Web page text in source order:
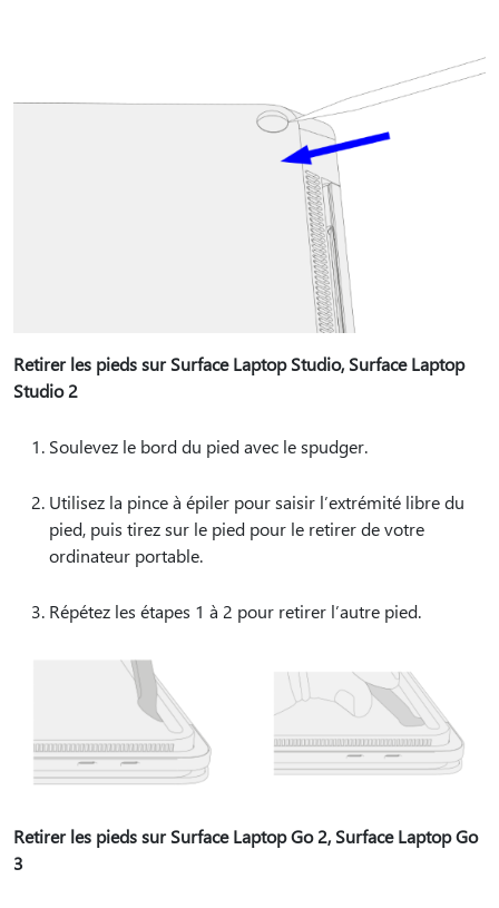
Retirer les pieds sur Surface Laptop Studio, Surface Laptop
Studio 2
Soulevez le bord du pied avec le spudger.
Utilisez la pince à épiler pour saisir l’extrémité libre du
pied, puis tirez sur le pied pour le retirer de votre
ordinateur portable.
Répétez les étapes 1 à 2 pour retirer l’autre pied.
Retirer les pieds sur Surface Laptop Go 2, Surface Laptop Go
3